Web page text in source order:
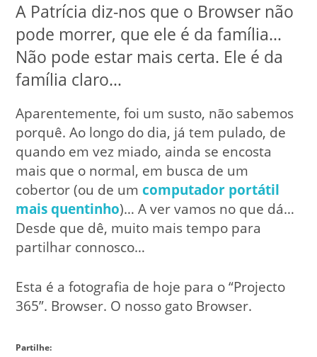
A Patrícia diz-nos que o Browser não
pode morrer, que ele é da família…
Não pode estar mais certa. Ele é da
família claro…
Aparentemente, foi um susto, não sabemos
porquê. Ao longo do dia, já tem pulado, de
quando em vez miado, ainda se encosta
mais que o normal, em busca de um
cobertor (ou de umcomputador portátil
mais quentinho)… A ver vamos no que dá…
Desde que dê, muito mais tempo para
partilhar connosco…
Esta é a fotografia de hoje para o “Projecto
365”. Browser. O nosso gato Browser.
Partilhe: